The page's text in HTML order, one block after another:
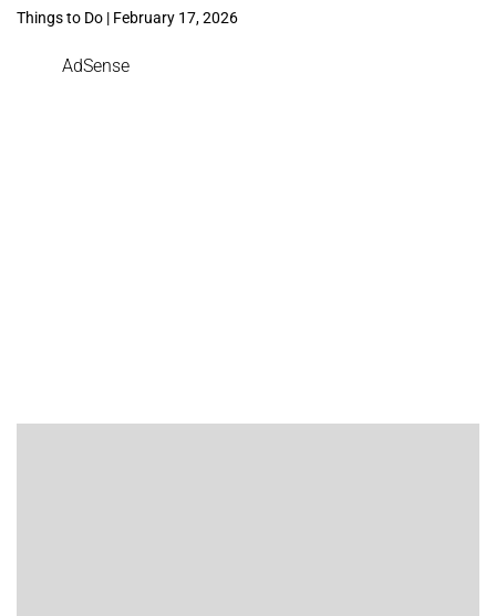
Things to Do | February 17, 2026
AdSense